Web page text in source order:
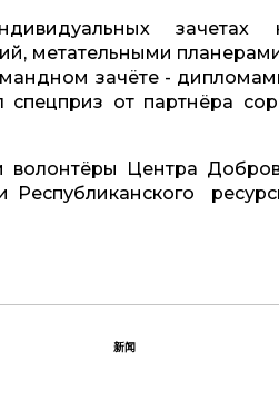
зачетах
метательными
зачёте -
от партнёра
Центра
新闻